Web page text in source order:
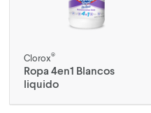
Clorox®
Ropa 4en1 Blancos
liquido